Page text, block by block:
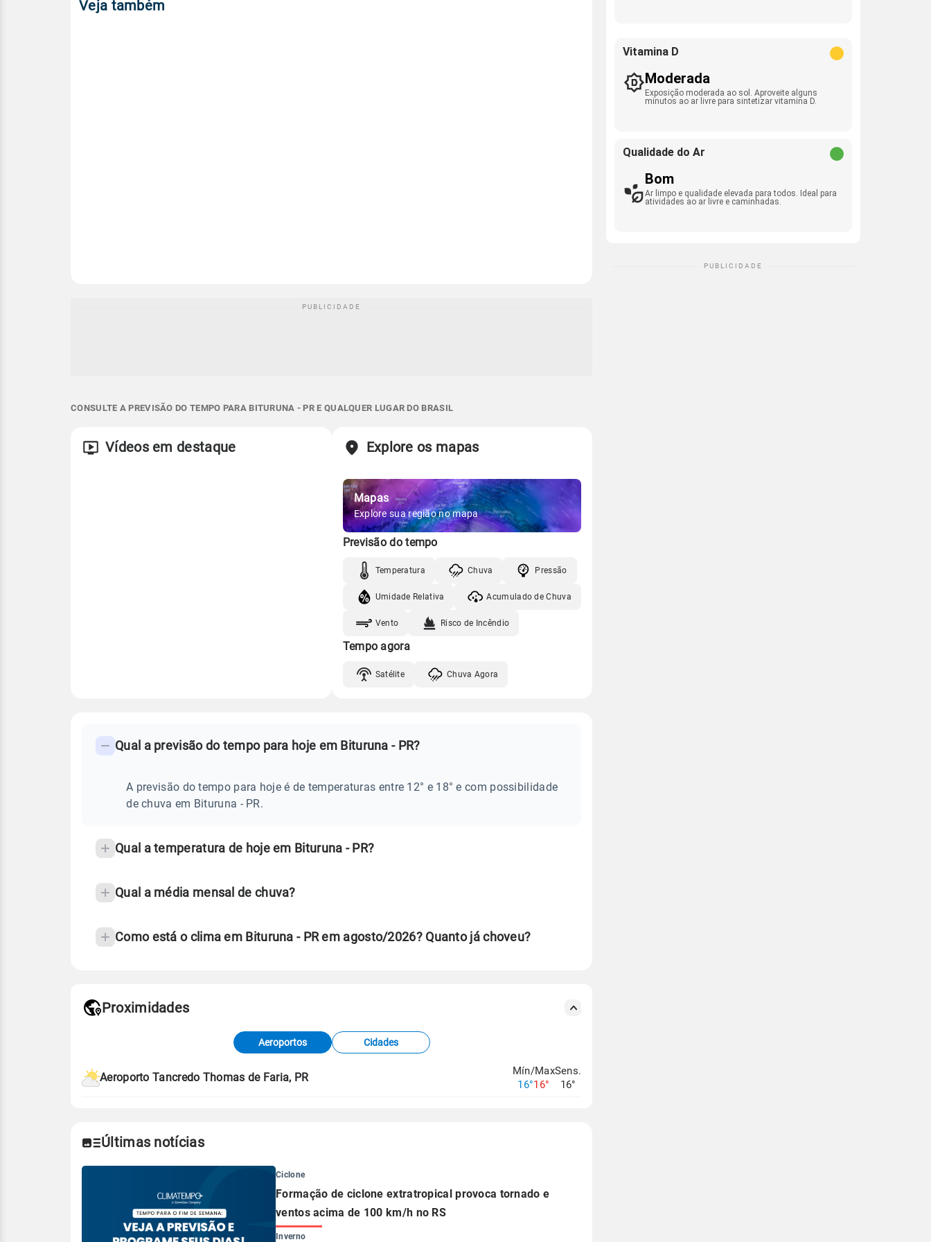
Veja também
CONSULTE A PREVISÃO DO TEMPO PARA BITURUNA - PR E QUALQUER LUGAR DO BRASIL
Vídeos em destaque Explore os mapas
Mapas
Explore sua região no mapa
Previsão do tempo
Temperatura Chuva Pressão
Umidade Relativa Acumulado de Chuva
Vento Risco de Incêndio
Tempo agora
Satélite Chuva Agora
PREVISÃO
frequentes
temperatura
Qual a previsão do tempo para hoje em Bituruna - PR?
A previsão do tempo para hoje é de temperaturas entre 12° e 18° e com possibilidade
de chuva em Bituruna - PR.
Qual a temperatura de hoje em Bituruna - PR?
Qual a média mensal de chuva?
Como está o clima em Bituruna - PR em agosto/2026? Quanto já choveu?
de Tempo e Estudos Climáticos (CPTEC).
Proximidades
Aeroportos Cidades
Aeroporto Tancredo Thomas de Faria, PR
Mín/Max
16°16°
Sens.
16°
Últimas notícias
Ciclone
Formação de ciclone extratropical provoca tornado e
ventos acima de 100 km/h no RS
Inverno
Vitamina D
Moderada
Exposição moderada ao sol. Aproveite alguns
minutos ao ar livre para sintetizar vitamina D.
Qualidade do Ar
Bom
Ar limpo e qualidade elevada para todos. Ideal para
atividades ao ar livre e caminhadas.